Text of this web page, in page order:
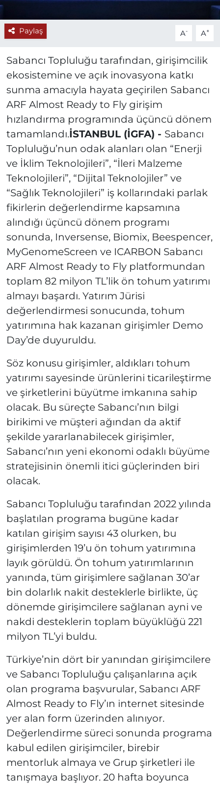
Paylaş A- A+
Sabancı Topluluğu tarafından, girişimcilik
ekosistemine ve açık inovasyona katkı
sunma amacıyla hayata geçirilen Sabancı
ARF Almost Ready to Fly girişim
hızlandırma programında üçüncü dönem
tamamlandı.İSTANBUL (İGFA) - Sabancı
Topluluğu’nun odak alanları olan “Enerji
ve İklim Teknolojileri”, “İleri Malzeme
Teknolojileri”, “Dijital Teknolojiler” ve
“Sağlık Teknolojileri” iş kollarındaki parlak
fikirlerin değerlendirme kapsamına
alındığı üçüncü dönem programı
sonunda, Inversense, Biomix, Beespencer,
MyGenomeScreen ve ICARBON Sabancı
ARF Almost Ready to Fly platformundan
toplam 82 milyon TL’lik ön tohum yatırımı
almayı başardı. Yatırım Jürisi
değerlendirmesi sonucunda, tohum
yatırımına hak kazanan girişimler Demo
Day’de duyuruldu.
Söz konusu girişimler, aldıkları tohum
yatırımı sayesinde ürünlerini ticarileştirme
ve şirketlerini büyütme imkanına sahip
olacak. Bu süreçte Sabancı’nın bilgi
birikimi ve müşteri ağından da aktif
şekilde yararlanabilecek girişimler,
Sabancı’nın yeni ekonomi odaklı büyüme
stratejisinin önemli itici güçlerinden biri
olacak.
Sabancı Topluluğu tarafından 2022 yılında
başlatılan programa bugüne kadar
katılan girişim sayısı 43 olurken, bu
girişimlerden 19’u ön tohum yatırımına
layık görüldü. Ön tohum yatırımlarının
yanında, tüm girişimlere sağlanan 30’ar
bin dolarlık nakit desteklerle birlikte, üç
dönemde girişimcilere sağlanan ayni ve
nakdi desteklerin toplam büyüklüğü 221
milyon TL’yi buldu.
Türkiye’nin dört bir yanından girişimcilere
ve Sabancı Topluluğu çalışanlarına açık
olan programa başvurular, Sabancı ARF
Almost Ready to Fly’ın internet sitesinde
yer alan form üzerinden alınıyor.
Değerlendirme süreci sonunda programa
kabul edilen girişimciler, birebir
mentorluk almaya ve Grup şirketleri ile
tanışmaya başlıyor. 20 hafta boyunca